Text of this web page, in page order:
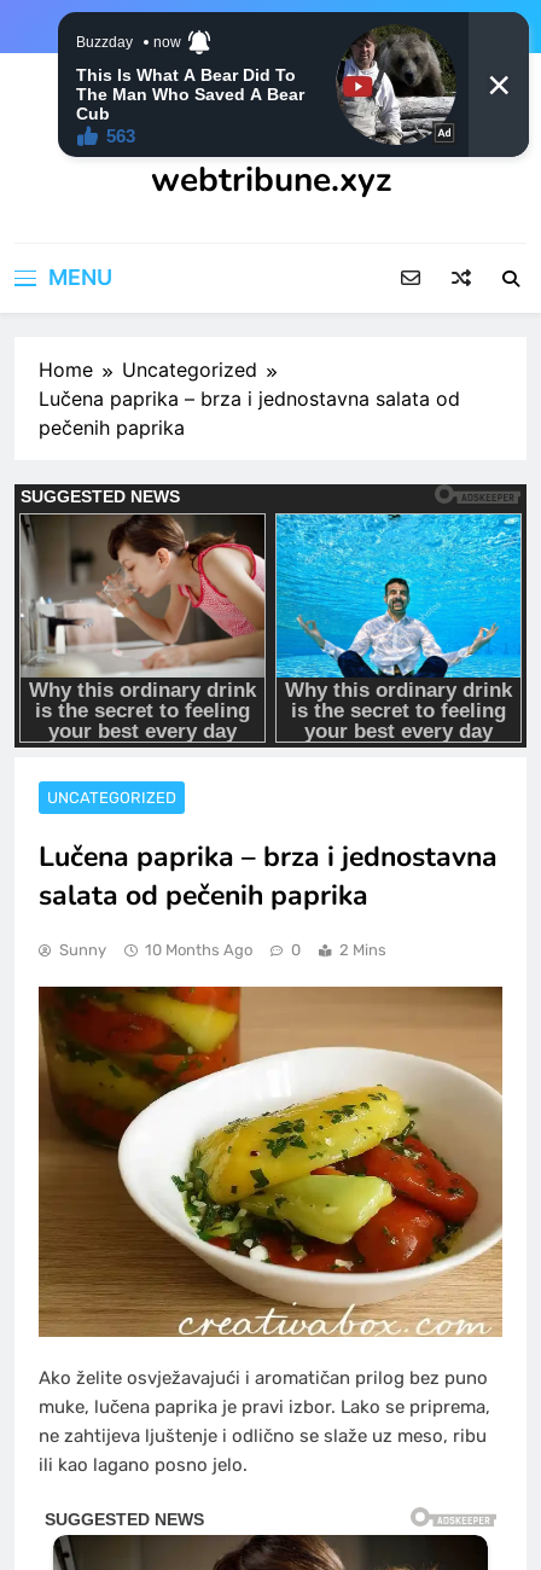
webtribune.xyz
MENU
Home
Uncategorized
Lučena paprika – brza i jednostavna salata od
pečenih paprika
UNCATEGORIZED
Lučena paprika – brza i jednostavna
salata od pečenih paprika
Sunny 10 Months Ago 0 2 Mins
Ako želite osvježavajući i aromatičan prilog bez puno
muke, lučena paprika je pravi izbor. Lako se priprema,
ne zahtijeva ljuštenje i odlično se slaže uz meso, ribu
ili kao lagano posno jelo.